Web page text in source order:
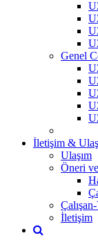
Genel
İletişim &
Ulaşım
Öneri
İletişim